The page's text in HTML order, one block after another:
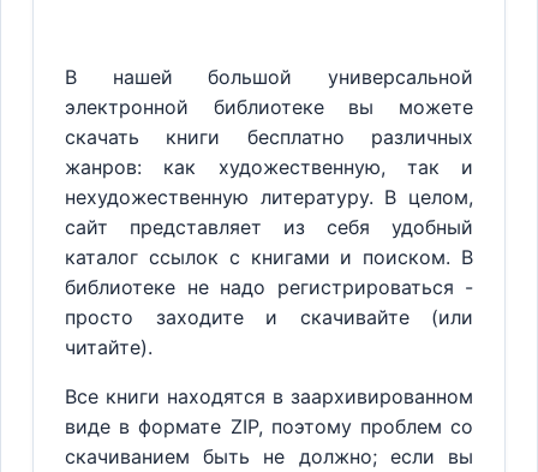
В нашей большой универсальной
электронной библиотеке вы можете
скачать книги бесплатно различных
жанров: как художественную, так и
нехудожественную литературу. В целом,
сайт представляет из себя удобный
каталог ссылок с книгами и поиском. В
библиотеке не надо регистрироваться -
просто заходите и скачивайте (или
читайте).
Все книги находятся в заархивированном
виде в формате ZIP, поэтому проблем со
скачиванием быть не должно; если вы